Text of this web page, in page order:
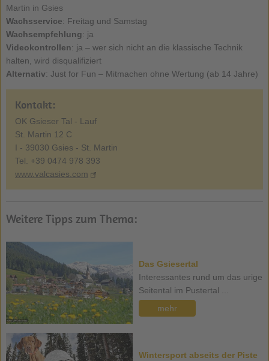
Martin in Gsies
Wachsservice: Freitag und Samstag
Wachsempfehlung: ja
Videokontrollen: ja – wer sich nicht an die klassische Technik
halten, wird disqualifiziert
Alternativ: Just for Fun – Mitmachen ohne Wertung (ab 14 Jahre)
Kontakt:
OK Gsieser Tal - Lauf
St. Martin 12 C
I - 39030 Gsies - St. Martin
Tel. +39 0474 978 393
www.valcasies.com
Weitere Tipps zum Thema:
Das Gsiesertal
Interessantes rund um das urige
Seitental im Pustertal ...
mehr
Wintersport abseits der Piste